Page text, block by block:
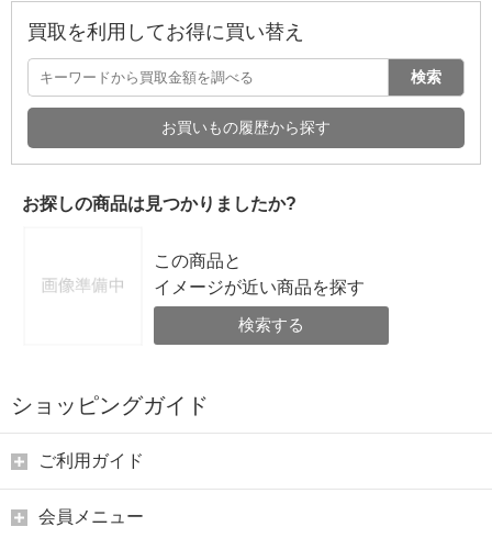
買取を利用してお得に買い替え
検索
お買いもの履歴から探す
お探しの商品は見つかりましたか?
この商品と
イメージが近い商品を探す
検索する
ショッピングガイド
ご利用ガイド
会員メニュー